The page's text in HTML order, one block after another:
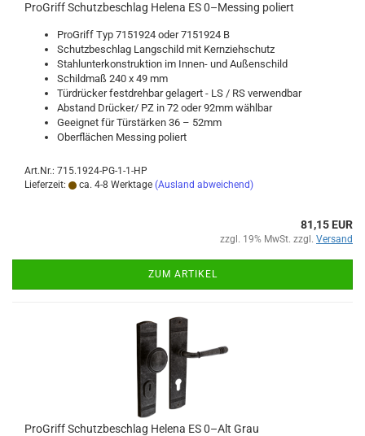
Pro­Griff Schutz­be­schlag He­le­na ES 0–Mes­sing po­liert
Pro­Griff Typ 7151924 oder 7151924 B
Schutz­be­schlag Lang­schild mit Kern­zieh­schutz
Stahl­un­ter­kon­struk­ti­on im Innen-​ und Au­ßen­schild
Schild­maß 240 x 49 mm
Tür­drü­cker fest­dreh­bar ge­la­gert - LS / RS ver­wend­bar
Ab­stand Drü­cker/ PZ in 72 oder 92mm wähl­bar
Ge­eig­net für Tür­stär­ken 36 – 52mm
Ober­flä­chen Mes­sing po­liert
Art.Nr.: 715.1924-PG-1-1-HP
Lieferzeit:
ca. 4-8 Werktage (Ausland abweichend)
81,15 EUR
zzgl. 19% MwSt. zzgl. Versand
ZUM ARTIKEL
Pro­Griff Schutz­be­schlag He­le­na ES 0–Alt Grau